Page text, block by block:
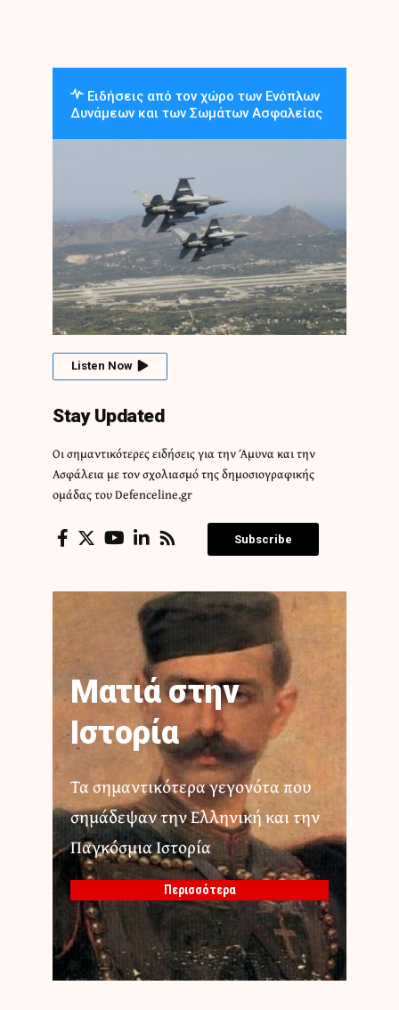
Ειδήσεις από τον χώρο των Ενόπλων
Δυνάμεων και των Σωμάτων Ασφαλείας
Listen Now
Stay Updated
Οι σημαντικότερες ειδήσεις για την Άμυνα και την
Ασφάλεια με τον σχολιασμό της δημοσιογραφικής
ομάδας του Defenceline.gr
Subscribe
Ματιά στην
Ιστορία
Τα σημαντικότερα γεγονότα που
σημάδεψαν την Ελληνική και την
Παγκόσμια Ιστορία
Περισσότερα